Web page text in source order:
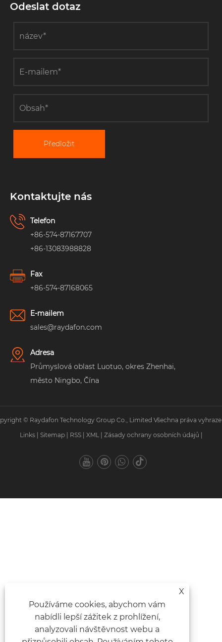
Odeslat dotaz
Předložit
Kontaktujte nás
Telefon
+86-574-87167707
+86-13083988828
Fax
+86-574-87168065
E-mailem
sales@raydafon.com
Adresa
Průmyslová oblast Luotuo, okres Zhenhai,
město Ningbo, Čína
© Raydafon Technology Group Co., Limited Všechna práva
Links
Sitemap RSS XML Zásady ochrany osobních údajů
X
Používáme cookies, abychom vám
nabídli lepší zážitek z prohlížení,
analyzovali návštěvnost webu a